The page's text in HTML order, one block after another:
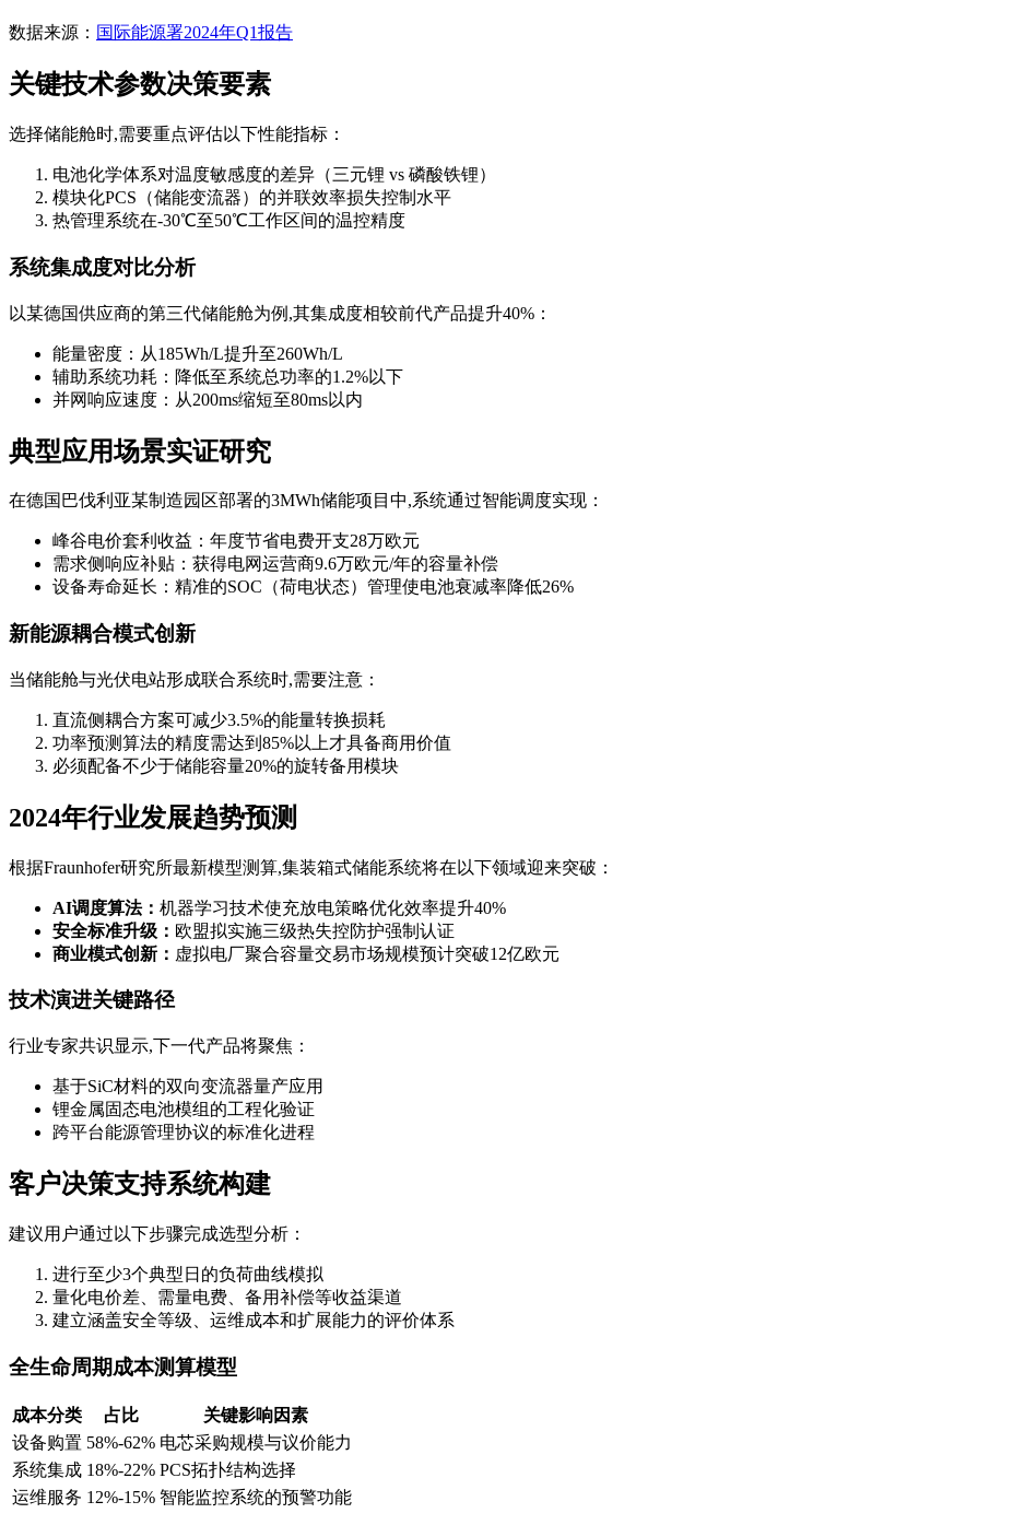
数据来源： 国际能源署2024年Q1报告
关键技术参数决策要素
选择储能舱时,需要重点评估以下性能指标：
电池化学体系对温度敏感度的差异（三元锂 vs 磷酸铁锂）
模块化PCS（储能变流器）的并联效率损失控制水平
热管理系统在-30℃至50℃工作区间的温控精度
系统集成度对比分析
以某德国供应商的第三代储能舱为例,其集成度相较前代产品提升40%：
能量密度：从185Wh/L提升至260Wh/L
辅助系统功耗：降低至系统总功率的1.2%以下
并网响应速度：从200ms缩短至80ms以内
典型应用场景实证研究
在德国巴伐利亚某制造园区部署的3MWh储能项目中,系统通过智能调度实现：
峰谷电价套利收益：年度节省电费开支28万欧元
需求侧响应补贴：获得电网运营商9.6万欧元/年的容量补偿
设备寿命延长：精准的SOC（荷电状态）管理使电池衰减率降低26%
新能源耦合模式创新
当储能舱与光伏电站形成联合系统时,需要注意：
直流侧耦合方案可减少3.5%的能量转换损耗
功率预测算法的精度需达到85%以上才具备商用价值
必须配备不少于储能容量20%的旋转备用模块
2024年行业发展趋势预测
根据Fraunhofer研究所最新模型测算,集装箱式储能系统将在以下领域迎来突破：
AI调度算法： 机器学习技术使充放电策略优化效率提升40%
安全标准升级： 欧盟拟实施三级热失控防护强制认证
商业模式创新： 虚拟电厂聚合容量交易市场规模预计突破12亿欧元
技术演进关键路径
行业专家共识显示,下一代产品将聚焦：
基于SiC材料的双向变流器量产应用
锂金属固态电池模组的工程化验证
跨平台能源管理协议的标准化进程
客户决策支持系统构建
建议用户通过以下步骤完成选型分析：
进行至少3个典型日的负荷曲线模拟
量化电价差、需量电费、备用补偿等收益渠道
建立涵盖安全等级、运维成本和扩展能力的评价体系
全生命周期成本测算模型
成本分类 占比
关键影响因素
设备购置 58%-62% 电芯采购规模与议价能力
系统集成 18%-22% PCS拓扑结构选择
运维服务 12%-15% 智能监控系统的预警功能